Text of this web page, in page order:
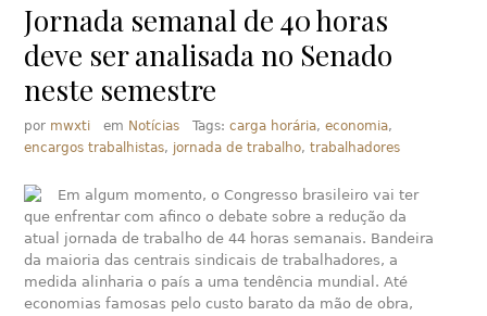
Jornada semanal de 40 horas
deve ser analisada no Senado
neste semestre
por mwxti em Notícias Tags:carga horária,economia,
encargos trabalhistas, jornada de trabalho,trabalhadores
Em algum momento, o Congresso brasileiro vai ter
que enfrentar com afinco o debate sobre a redução da
atual jornada de trabalho de 44 horas semanais. Bandeira
da maioria das centrais sindicais de trabalhadores, a
medida alinharia o país a uma tendência mundial. Até
economias famosas pelo custo barato da mão de obra,